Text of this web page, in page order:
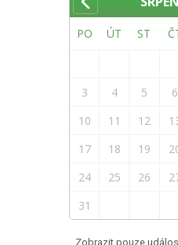
PO ÚT ST
3
4 5 6
10
11 12
17
18 19
24
25 26
31
Zobrazit pouze